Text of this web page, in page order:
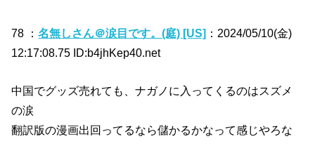
78 ：名無しさん＠涙目です。(庭) [US] ：2024/05/10(金)
12:17:08.75 ID:b4jhKep40.net
中国でグッズ売れても、ナガノに入ってくるのはスズメ
の涙
翻訳版の漫画出回ってるなら儲かるかなって感じやろな